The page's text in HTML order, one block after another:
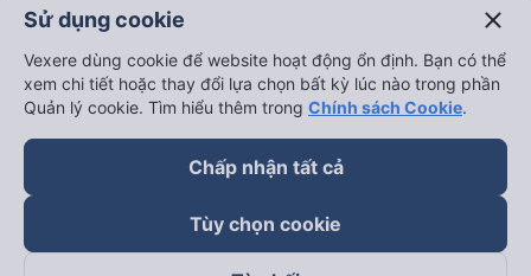
Sử dụng cookie close
Vexere dùng cookie để website hoạt động ổn định. Bạn có thể
xem chi tiết hoặc thay đổi lựa chọn bất kỳ lúc nào trong phần
Quản lý cookie. Tìm hiểu thêm trong Chính sách Cookie.
Chấp nhận tất cả
Tùy chọn cookie